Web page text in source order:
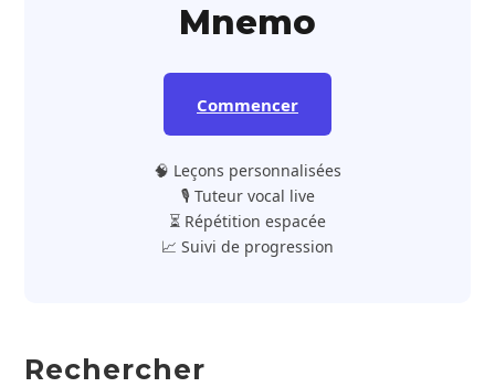
Mnemo
Commencer
🧠 Leçons personnalisées
🎙️ Tuteur vocal live
⏳ Répétition espacée
📈 Suivi de progression
Rechercher